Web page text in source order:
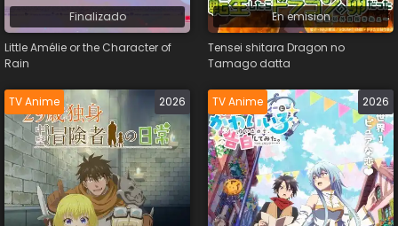
Finalizado
Little Amélie or the Character of
Rain
En emision
Tensei shitara Dragon no
Tamago datta
TV Anime 2026 TV Anime 2026